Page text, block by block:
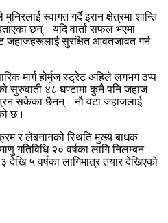
स्वागत गर्दै इरान क्षेत्रमा शान्ति
छन्। यदि वार्ता सफल भएमा
जहाजहरूलाई सुरक्षित आवतजावत गर्न
मार्ग होर्मुज स्ट्रेट अहिले लगभग ठप्प
सुरुवाती ४८ घण्टामा कुनै पनि जहाज
सकेका छैनन्। नौ वटा जहाजलाई
छ।
र लेबनानको स्थिति मुख्य बाधक
गतिविधि २० वर्षका लागि निलम्बन
देखि ५ वर्षका लागिमात्र तयार देखिएको